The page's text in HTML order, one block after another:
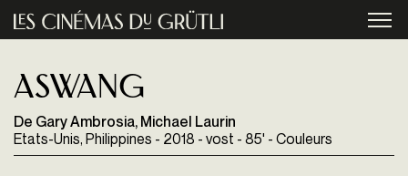
Aller au contenu principal
Aswang
De Gary Ambrosia, Michael Laurin
Etats-Unis, Philippines - 2018 - vost - 85' - Couleurs